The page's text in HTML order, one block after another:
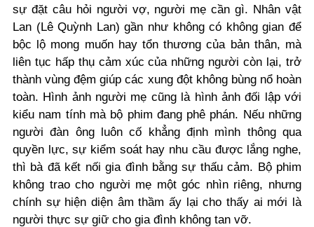
sự đặt câu hỏi người vợ, người mẹ cần gì. Nhân vật
Lan (Lê Quỳnh Lan) gần như không có không gian để
bộc lộ mong muốn hay tổn thương của bản thân, mà
liên tục hấp thụ cảm xúc của những người còn lại, trở
thành vùng đệm giúp các xung đột không bùng nổ hoàn
toàn. Hình ảnh người mẹ cũng là hình ảnh đối lập với
kiểu nam tính mà bộ phim đang phê phán. Nếu những
người đàn ông luôn cố khẳng định mình thông qua
quyền lực, sự kiểm soát hay nhu cầu được lắng nghe,
thì bà đã kết nối gia đình bằng sự thấu cảm. Bộ phim
không trao cho người mẹ một góc nhìn riêng, nhưng
chính sự hiện diện âm thầm ấy lại cho thấy ai mới là
người thực sự giữ cho gia đình không tan vỡ.